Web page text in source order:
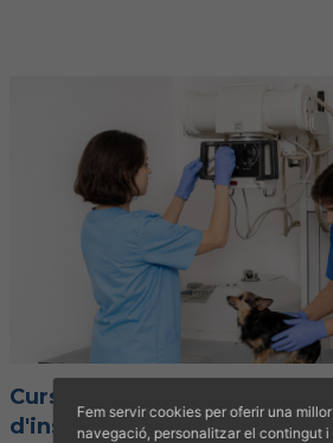
Guia Responsable
Salut animal i salut pública
CONTACTE
Curs d'acreditació
d'instal·lacions de
Fem servir cookies per oferir una
navegació, personalitzar el contingut i